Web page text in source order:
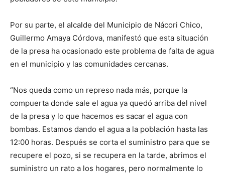
Por su parte, el alcalde del Municipio de Nácori Chico,
Guillermo Amaya Córdova, manifestó que esta situación
de la presa ha ocasionado este problema de falta de agua
en el municipio y las comunidades cercanas.
“Nos queda como un represo nada más, porque la
compuerta donde sale el agua ya quedó arriba del nivel
de la presa y lo que hacemos es sacar el agua con
bombas. Estamos dando el agua a la población hasta las
12:00 horas. Después se corta el suministro para que se
recupere el pozo, si se recupera en la tarde, abrimos el
suministro un rato a los hogares, pero normalmente lo